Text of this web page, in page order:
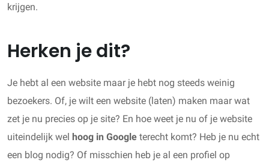
krijgen.
Herken je dit?
Je hebt al een website maar je hebt nog steeds weinig
bezoekers. Of, je wilt een website (laten) maken maar wat
zet je nu precies op je site? En hoe weet je nu of je website
uiteindelijk wel hoog in Google terecht komt? Heb je nu echt
een blog nodig? Of misschien heb je al een profiel op